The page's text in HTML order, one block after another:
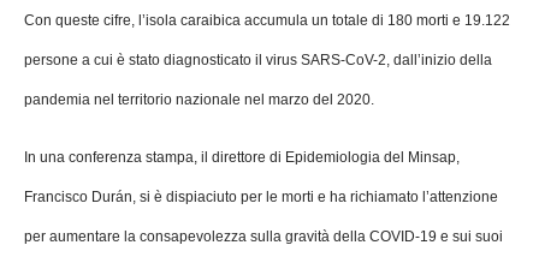
Con queste cifre, l’isola caraibica accumula un totale di 180 morti e 19.122
persone a cui è stato diagnosticato il virus SARS-CoV-2, dall’inizio della
pandemia nel territorio nazionale nel marzo del 2020.
In una conferenza stampa, il direttore di Epidemiologia del Minsap,
Francisco Durán, si è dispiaciuto per le morti e ha richiamato l’attenzione
per aumentare la consapevolezza sulla gravità della COVID-19 e sui suoi